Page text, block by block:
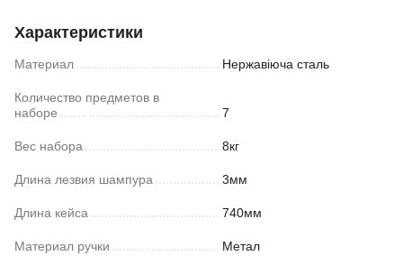
Характеристики
Материал Нержавіюча сталь
Количество предметов в
наборе
7
Вес набора 8кг
Длина лезвия шампура 3мм
Длина кейса 740мм
Материал ручки Метал